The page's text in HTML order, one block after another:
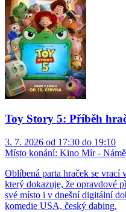
Toy Story 5: Příběh
3. 7. 2026 od 17:30 do 19:10
Místo konání: Kino Mír -
Oblíbená parta hraček se vrací
který dokazuje, že opravdové
své místo i v dnešní digitální
komedie USA, český dabing.